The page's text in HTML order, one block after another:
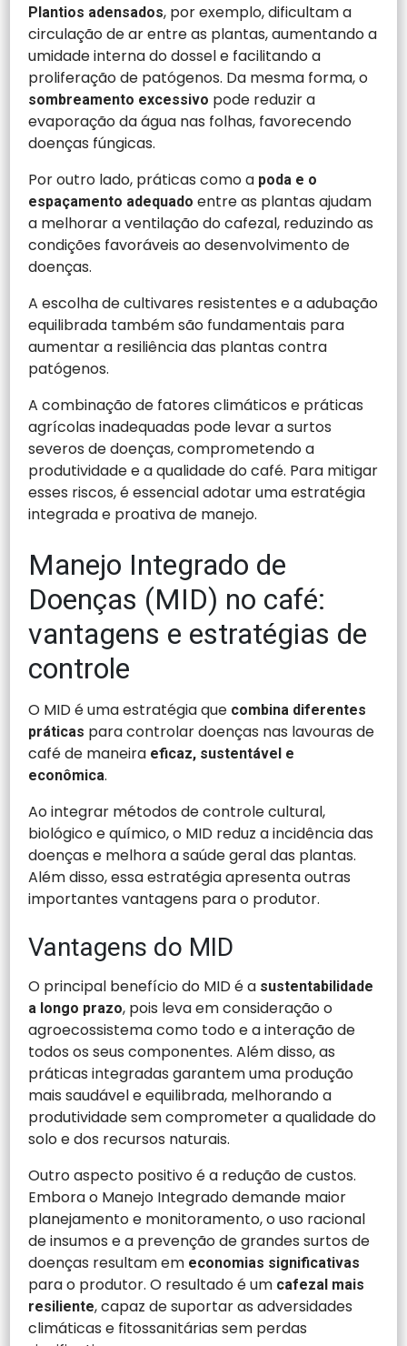
Plantios adensados, por exemplo, dificultam a
circulação de ar entre as plantas, aumentando a
umidade interna do dossel e facilitando a
proliferação de patógenos. Da mesma forma, o
sombreamento excessivo pode reduzir a
evaporação da água nas folhas, favorecendo
doenças fúngicas.
Por outro lado, práticas como a poda e o
espaçamento adequado entre as plantas ajudam
a melhorar a ventilação do cafezal, reduzindo as
condições favoráveis ao desenvolvimento de
doenças.
A escolha de cultivares resistentes e a adubação
equilibrada também são fundamentais para
aumentar a resiliência das plantas contra
patógenos.
A combinação de fatores climáticos e práticas
agrícolas inadequadas pode levar a surtos
severos de doenças, comprometendo a
produtividade e a qualidade do café. Para mitigar
esses riscos, é essencial adotar uma estratégia
integrada e proativa de manejo.
Manejo Integrado de
Doenças (MID) no café:
vantagens e estratégias de
controle
O MID é uma estratégia que combina diferentes
práticas para controlar doenças nas lavouras de
café de maneira eficaz, sustentável e
econômica.
Ao integrar métodos de controle cultural,
biológico e químico, o MID reduz a incidência das
doenças e melhora a saúde geral das plantas.
Além disso, essa estratégia apresenta outras
importantes vantagens para o produtor.
Vantagens do MID
O principal benefício do MID é a sustentabilidade
a longo prazo, pois leva em consideração o
agroecossistema como todo e a interação de
todos os seus componentes. Além disso, as
práticas integradas garantem uma produção
mais saudável e equilibrada, melhorando a
produtividade sem comprometer a qualidade do
solo e dos recursos naturais.
Outro aspecto positivo é a redução de custos.
Embora o Manejo Integrado demande maior
planejamento e monitoramento, o uso racional
de insumos e a prevenção de grandes surtos de
doenças resultam em economias significativas
para o produtor. O resultado é um cafezal mais
resiliente, capaz de suportar as adversidades
climáticas e fitossanitárias sem perdas